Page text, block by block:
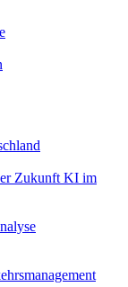
Zukunft KI im